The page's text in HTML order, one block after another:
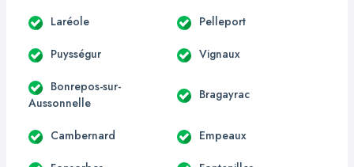
Laréole Pelleport
Puysségur Vignaux
Bonrepos-sur-
Aussonnelle
Bragayrac
Cambernard Empeaux